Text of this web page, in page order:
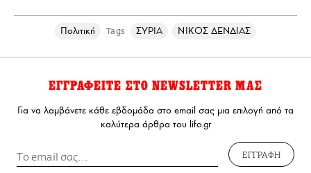
Πολιτική Tags ΣΥΡΙΑ ΝΙΚΟΣ ΔΕΝΔΙΑΣ
ΕΓΓΡΑΦΕΙΤΕ ΣΤΟ NEWSLETTER ΜΑΣ
Για να λαμβάνετε κάθε εβδομάδα στο email σας μια επιλογή από τα
καλύτερα άρθρα του lifo.gr
ΕΓΓΡΑΦΗ